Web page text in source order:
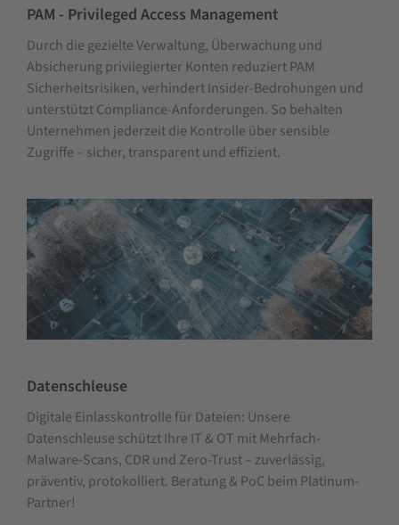
PAM - Privileged Access Management
Durch die gezielte Verwaltung, Überwachung und
Absicherung privilegierter Konten reduziert PAM
Sicherheitsrisiken, verhindert Insider-Bedrohungen und
unterstützt Compliance-Anforderungen. So behalten
Unternehmen jederzeit die Kontrolle über sensible
Zugriffe – sicher, transparent und effizient.
Datenschleuse
Digitale Einlasskontrolle für Dateien: Unsere
Datenschleuse schützt Ihre IT & OT mit Mehrfach-
Malware-Scans, CDR und Zero-Trust – zuverlässig,
präventiv, protokolliert. Beratung & PoC beim Platinum-
Partner!